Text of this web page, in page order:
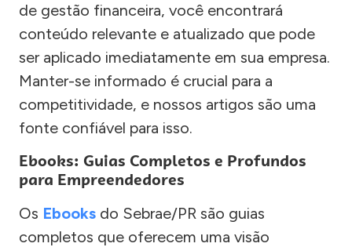
de gestão financeira, você encontrará
conteúdo relevante e atualizado que pode
ser aplicado imediatamente em sua empresa.
Manter-se informado é crucial para a
competitividade, e nossos artigos são uma
fonte confiável para isso.
Ebooks: Guias Completos e Profundos
para Empreendedores
Os Ebooks do Sebrae/PR são guias
completos que oferecem uma visão